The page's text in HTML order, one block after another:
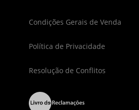
Condições Gerais de Venda
Política de Privacidade
Resolução de Conflitos